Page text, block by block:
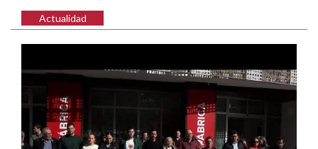
Actualidad